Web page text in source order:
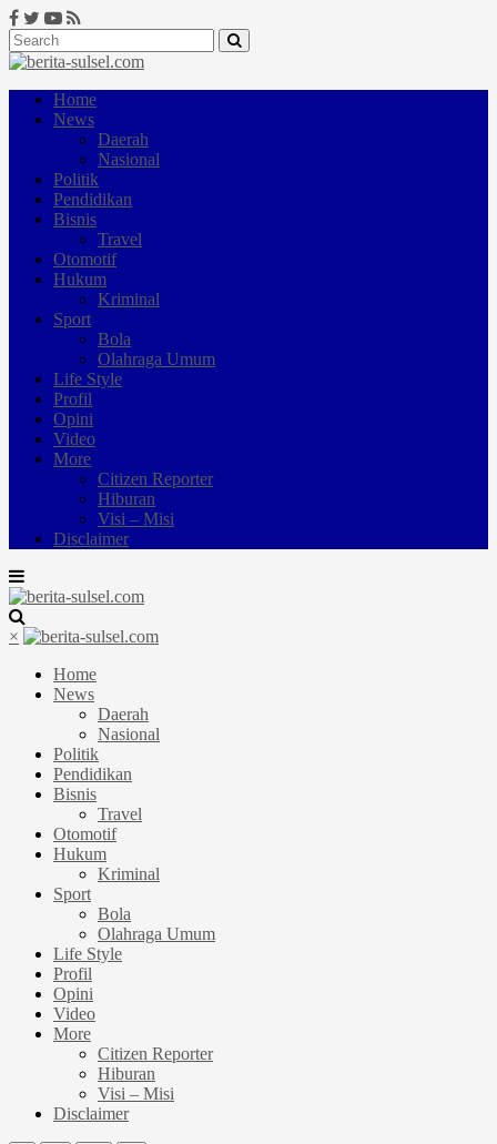
Home
News
Daerah
Nasional
Politik
Pendidikan
Bisnis
Travel
Otomotif
Hukum
Kriminal
Sport
Bola
Olahraga Umum
Life Style
Profil
Opini
Video
More
Citizen Reporter
Hiburan
Visi – Misi
Disclaimer
×
Home
News
Daerah
Nasional
Politik
Pendidikan
Bisnis
Travel
Otomotif
Hukum
Kriminal
Sport
Bola
Olahraga Umum
Life Style
Profil
Opini
Video
More
Citizen Reporter
Hiburan
Visi – Misi
Disclaimer